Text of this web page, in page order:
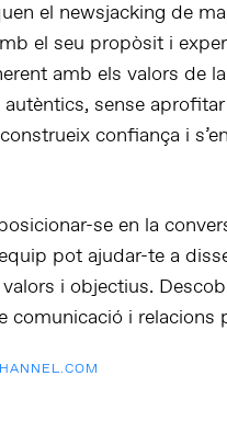
el newsjacking de
el seu propòsit i
amb els valors de
sense
confiança i
se en la
pot ajudar-te a
i objectius.
comunicació i relacions